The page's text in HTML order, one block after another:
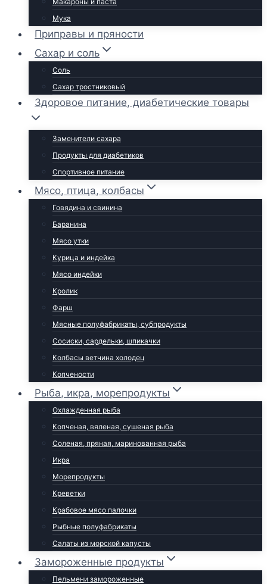
Мука
Приправы и пряности
Сахар и соль
Соль
Сахар тростниковый
Здоровое питание, диабетические товары
Заменители сахара
Продукты для диабетиков
Спортивное питание
Мясо, птица, колбасы
Говядина и свинина
Баранина
Мясо утки
Курица и индейка
Мясо индейки
Кролик
Фарш
Мясные полуфабрикаты, субпродукты
Сосиски, сардельки, шпикачки
Колбасы ветчина холодец
Копчености
Рыба, икра, морепродукты
Охлажденная рыба
Копченая, вяленая, сушеная рыба
Соленая, пряная, маринованная рыба
Икра
Морепродукты
Креветки
Крабовое мясо палочки
Рыбные полуфабрикаты
Салаты из морской капусты
Замороженные продукты
Пельмени замороженные